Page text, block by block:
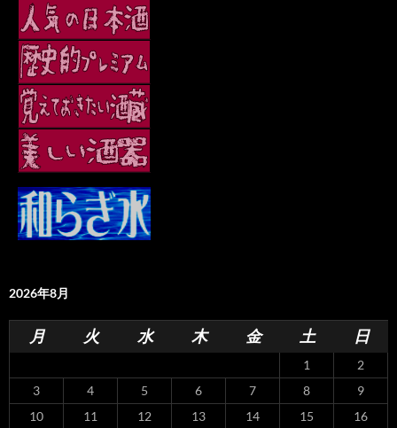
2026年8月
月 火 水 木 金 土 日
1
2
3
4 5 6 7 8
9
10
11 12 13 14 15 16